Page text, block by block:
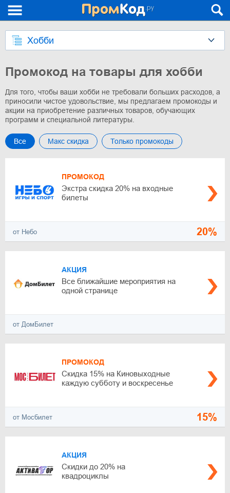
Хобби
Промокод на товары для хобби
Для того, чтобы ваши хобби не требовали больших расходов, а
приносили чистое удовольствие, мы предлагаем промокоды и
акции на приобретение различных товаров, обучающих
программ и специальной литературы.
Все Макс скидка Только промокоды
ПРОМОКОД
Экстра скидка 20% на входные
билеты
от Небо 20%
АКЦИЯ
Все ближайшие мероприятия на
одной странице
от ДомБилет
ПРОМОКОД
Скидка 15% на Киновыходные
каждую субботу и воскресенье
от Мосбилет 15%
АКЦИЯ
Скидки до 20% на
квадроциклы